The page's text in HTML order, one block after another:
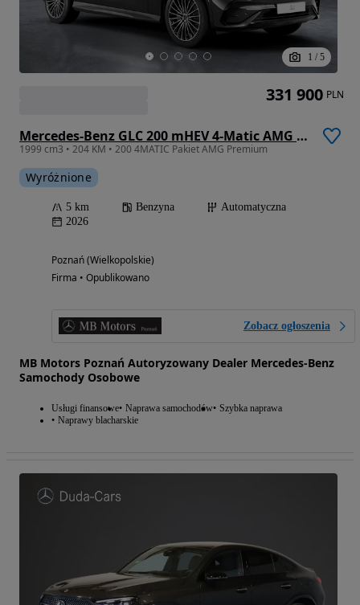
1 / 5
Mercedes-Benz GLC 200 mHEV 4-Matic AMG Line
1999 cm3 • 204 KM • 200 4MATIC Pakiet AMG Premium
Wyróżnione
5 km Benzyna
Automatyczna
2026
Poznań (Wielkopolskie)
Firma • Opublikowano
Zobacz ogłoszenia
MB Motors Poznań Autoryzowany Dealer Mercedes-Benz
Samochody Osobowe
Usługi finansowe Naprawa samochodów Szybka naprawa
Naprawy blacharskie
331 900 PLN